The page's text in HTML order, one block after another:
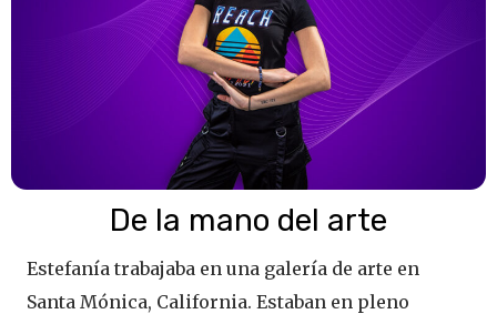
De la mano del arte
Estefanía trabajaba en una galería de arte en
Santa Mónica, California. Estaban en pleno